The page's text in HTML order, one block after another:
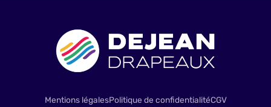
Mentions légalesPolitique de confidentialitéCGV